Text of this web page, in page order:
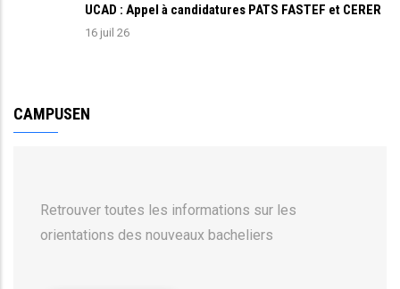
UCAD : Appel à candidatures PATS FASTEF et CERER
16 juil 26
CAMPUSEN
Retrouver toutes les informations sur les
orientations des nouveaux bacheliers